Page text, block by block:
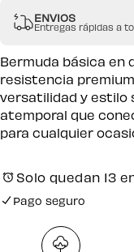
ENVIOS
Entregas rápidas a
Bermuda básica en
resistencia
versatilidad y estilo
atemporal que
para cualquier
Solo quedan 13
Pago seguro
Pago seguro